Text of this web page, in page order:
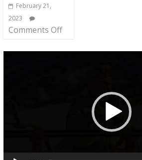
February 21,
2023
Comments Off